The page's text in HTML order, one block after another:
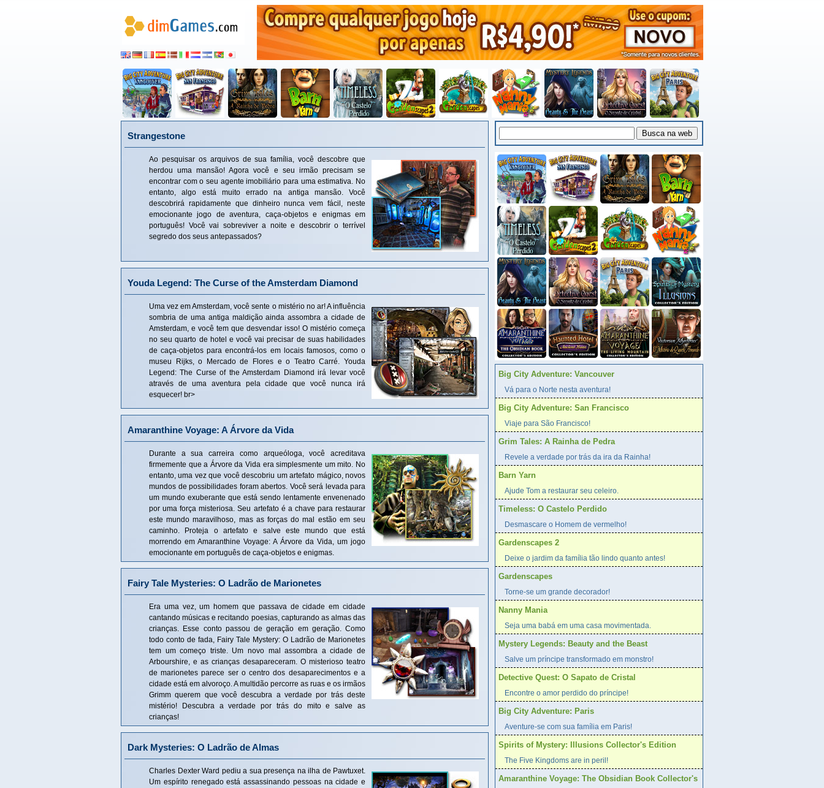
Strangestone
Ao pesquisar os arquivos de sua família, você descobre que
herdou uma mansão! Agora você e seu irmão precisam se
encontrar com o seu agente imobiliário para uma estimativa. No
entanto, algo está muito errado na antiga mansão. Você
descobrirá rapidamente que dinheiro nunca vem fácil, neste
emocionante jogo de aventura, caça-objetos e enigmas em
português! Você vai sobreviver a noite e descobrir o terrível
segredo dos seus antepassados?
Youda Legend: The Curse of the Amsterdam Diamond
Uma vez em Amsterdam, você sente o mistério no ar! A influência
sombria de uma antiga maldição ainda assombra a cidade de
Amsterdam, e você tem que desvendar isso! O mistério começa
no seu quarto de hotel e você vai precisar de suas habilidades
de caça-objetos para encontrá-los em locais famosos, como o
museu Rijks, o Mercado de Flores e o Teatro Carré. Youda
Legend: The Curse of the Amsterdam Diamond irá levar você
através de uma aventura pela cidade que você nunca irá
esquecer! br>
Amaranthine Voyage: A Árvore da Vida
Durante a sua carreira como arqueóloga, você acreditava
firmemente que a Árvore da Vida era simplesmente um mito. No
entanto, uma vez que você descobriu um artefato mágico, novos
mundos de possibilidades foram abertos. Você será levada para
um mundo exuberante que está sendo lentamente envenenado
por uma força misteriosa. Seu artefato é a chave para restaurar
este mundo maravilhoso, mas as forças do mal estão em seu
caminho. Proteja o artefato e salve este mundo que está
morrendo em Amaranthine Voyage: A Árvore da Vida, um jogo
emocionante em português de caça-objetos e enigmas.
Fairy Tale Mysteries: O Ladrão de Marionetes
Era uma vez, um homem que passava de cidade em cidade
cantando músicas e recitando poesias, capturando as almas das
crianças. Esse conto passou de geração em geração. Como
todo conto de fada, Fairy Tale Mystery: O Ladrão de Marionetes
tem um começo triste. Um novo mal assombra a cidade de
Arbourshire, e as crianças desapareceram. O misterioso teatro
de marionetes parece ser o centro dos desaparecimentos e a
cidade está em alvoroço. A multidão percorre as ruas e os irmãos
Grimm querem que você descubra a verdade por trás deste
mistério! Descubra a verdade por trás do mito e salve as
crianças!
Dark Mysteries: O Ladrão de Almas
Charles Dexter Ward pediu a sua presença na ilha de Pawtuxet.
Um espírito renegado está assassinando pessoas na cidade e
Big City Adventure: Vancouver
Vá para o Norte nesta aventura!
Big City Adventure: San Francisco
Viaje para São Francisco!
Grim Tales: A Rainha de Pedra
Revele a verdade por trás da ira da Rainha!
Barn Yarn
Ajude Tom a restaurar seu celeiro.
Timeless: O Castelo Perdido
Desmascare o Homem de vermelho!
Gardenscapes 2
Deixe o jardim da família tão lindo quanto antes!
Gardenscapes
Torne-se um grande decorador!
Nanny Mania
Seja uma babá em uma casa movimentada.
Mystery Legends: Beauty and the Beast
Salve um príncipe transformado em monstro!
Detective Quest: O Sapato de Cristal
Encontre o amor perdido do príncipe!
Big City Adventure: Paris
Aventure-se com sua família em Paris!
Spirits of Mystery: Illusions Collector's Edition
The Five Kingdoms are in peril!
Amaranthine Voyage: The Obsidian Book Collector's